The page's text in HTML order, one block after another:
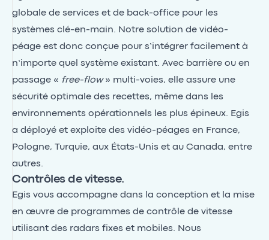
globale de services et de back-office pour les
systèmes clé-en-main. Notre solution de vidéo-
péage est donc conçue pour s’intégrer facilement à
n’importe quel système existant. Avec barrière ou en
passage « free-flow» multi-voies, elle assure une
sécurité optimale des recettes, même dans les
environnements opérationnels les plus épineux. Egis
a déployé et exploite des vidéo-péages en France,
Pologne, Turquie, aux États-Unis et au Canada, entre
autres.
Contrôles de vitesse.
Egis vous accompagne dans la conception et la mise
en œuvre de programmes de contrôle de vitesse
utilisant des radars fixes et mobiles. Nous